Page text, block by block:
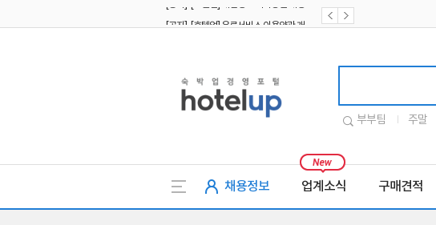
부부팀 주말
채용정보 업계소식 구매견적